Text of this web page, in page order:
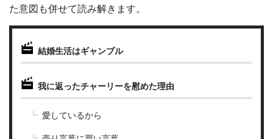
た意図も併せて読み解きます。
結婚生活はギャンブル
我に返ったチャーリーを慰めた理由
愛しているから